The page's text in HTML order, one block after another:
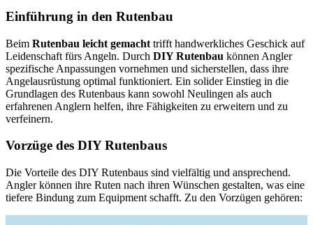
Einführung in den Rutenbau
Beim Rutenbau leicht gemacht trifft handwerkliches Geschick auf
Leidenschaft fürs Angeln. Durch DIY Rutenbau können Angler
spezifische Anpassungen vornehmen und sicherstellen, dass ihre
Angelausrüstung optimal funktioniert. Ein solider Einstieg in die
Grundlagen des Rutenbaus kann sowohl Neulingen als auch
erfahrenen Anglern helfen, ihre Fähigkeiten zu erweitern und zu
verfeinern.
Vorzüge des DIY Rutenbaus
Die Vorteile des DIY Rutenbaus sind vielfältig und ansprechend.
Angler können ihre Ruten nach ihren Wünschen gestalten, was eine
tiefere Bindung zum Equipment schafft. Zu den Vorzügen gehören: